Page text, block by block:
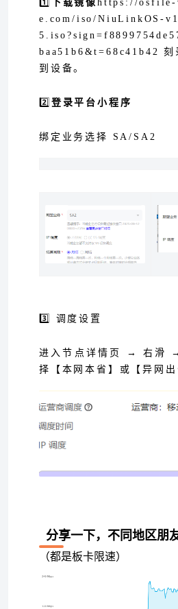
1️⃣ 下载镜像https://osfile-
e.com/iso/NiuLinkOS-
baa51b6&t=68c41b42 刻
到设备。
2️⃣ 登录平台小程序
绑定业务选择 SA/SA2
3️⃣ 调度设置
进入节点详情页 → 右滑
择【本网本省】或【异网出
分享一下，不同地区朋
（都是板卡限速）